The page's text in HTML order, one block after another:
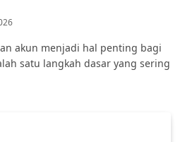
akun menjadi hal penting bagi
satu langkah dasar yang sering